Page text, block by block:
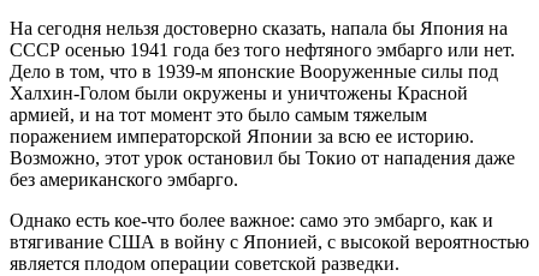
На сегодня нельзя достоверно сказать, напала бы Япония на
СССР осенью 1941 года без того нефтяного эмбарго или нет.
Дело в том, что в 1939-м японские Вооруженные силы под
Халхин-Голом были окружены и уничтожены Красной
армией, и на тот момент это было самым тяжелым
поражением императорской Японии за всю ее историю.
Возможно, этот урок остановил бы Токио от нападения даже
без американского эмбарго.
Однако есть кое-что более важное: само это эмбарго, как и
втягивание США в войну с Японией, с высокой вероятностью
является плодом операции советской разведки.